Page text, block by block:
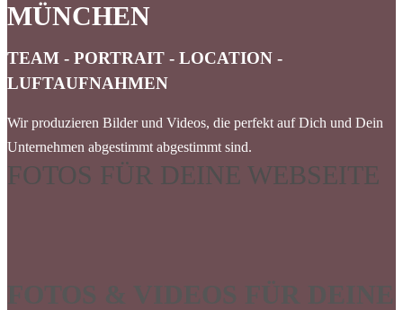
MÜNCHEN
TEAM - PORTRAIT - LOCATION -
LUFTAUFNAHMEN
Wir produzieren Bilder und Videos, die perfekt auf Dich und Dein
Unternehmen abgestimmt abgestimmt sind.
FOTOS FÜR DEINE WEBSEITE
FOTOS & VIDEOS FÜR DEINE